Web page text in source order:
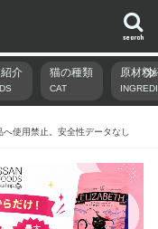
search
介 猫の種類
CAT
原材料
使用禁止。安全性データなし